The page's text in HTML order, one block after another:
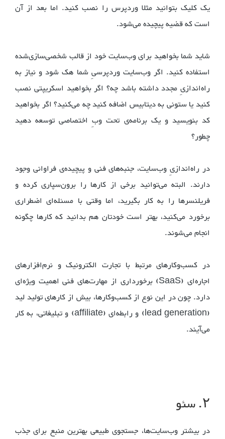
یک کلیک بتوانید مثلا وردپرس را نصب کنید. اما بعد از آن
است که قضیه پیچیده می‌شود.
شاید شما بخواهید برای وب‌سایت خود از قالب شخصی‌سازی‌شده
استفاده کنید. اگر وب‌سایت وردپرسیِ شما هک شود و نیاز به
راه‌اندازیِ مجدد داشته باشد چه؟ اگر بخواهید اسکریپتی نصب
کنید یا ستونی به دیتابیس اضافه کنید چه می‌کنید؟ اگر بخواهید
کد بنویسید و یک برنامه‌ی تحت وبِ اختصاصی توسعه دهید
چطور؟
در راه‌اندازیِ وب‌سایت، جنبه‌های فنی و پیچیده‌ی فراوانی وجود
دارند. البته می‌توانید برخی از کارها را برون‌سپاری کرده و
فریلنسرها را به کار بگیرید، اما وقتی با مسئله‌ای اضطراری
برخورد می‌کنید، بهتر است خودتان هم بدانید که کارها چگونه
انجام می‌شوند.
در کسب‌وکارهای مرتبط با تجارت الکترونیک و نرم‌افزارهای
اجاره‌ای (SaaS) برخورداری از مهارت‌های فنی اهمیت ویژه‌ای
دارد. چون در این نوع از کسب‌وکارها، بیش از کارهای تولید لید
(lead generation) و رابطه‌ای (affiliate) و تبلیغاتی، به کار
می‌آیند.
۲. سئو
در بیشتر وب‌سایت‌ها، جستجوی طبیعی بهترین منبع برای جذب